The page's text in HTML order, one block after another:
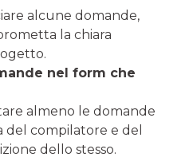
alcune domande,
la chiara
nel form che
almeno le domande
del compilatore e del
dello stesso.